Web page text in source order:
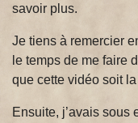
savoir plus.
Je tiens à remercier
le temps de me faire
que cette vidéo soit
Ensuite, j’avais sous